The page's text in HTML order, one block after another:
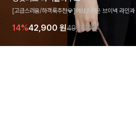
[고급스러움/하객룩추천💎]여성스러운 브이넥 라인
라우스 🤍 여유로운 7부 소매로 편안하게 착용되며
기 좋은 아이템이에요
14%42,900 원49,800원